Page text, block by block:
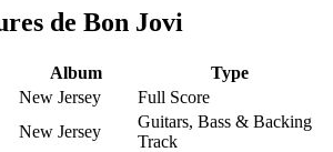
de Bon Jovi
Album
Type
New Jersey
Full Score
New Jersey
Guitars, Bass & Backing
Track